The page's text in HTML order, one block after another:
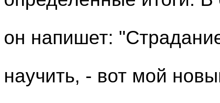
он напишет:
научить, - вот мой